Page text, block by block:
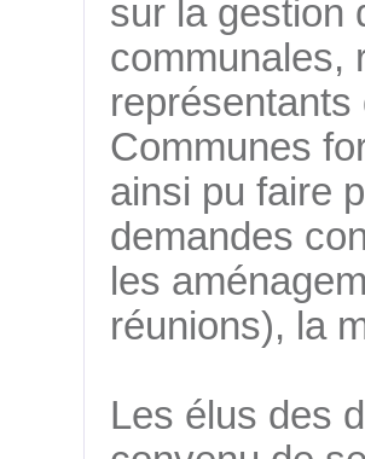
sur la gestion
communales,
Communes
ainsi pu faire
demandes
les
réunions), la
Les élus des